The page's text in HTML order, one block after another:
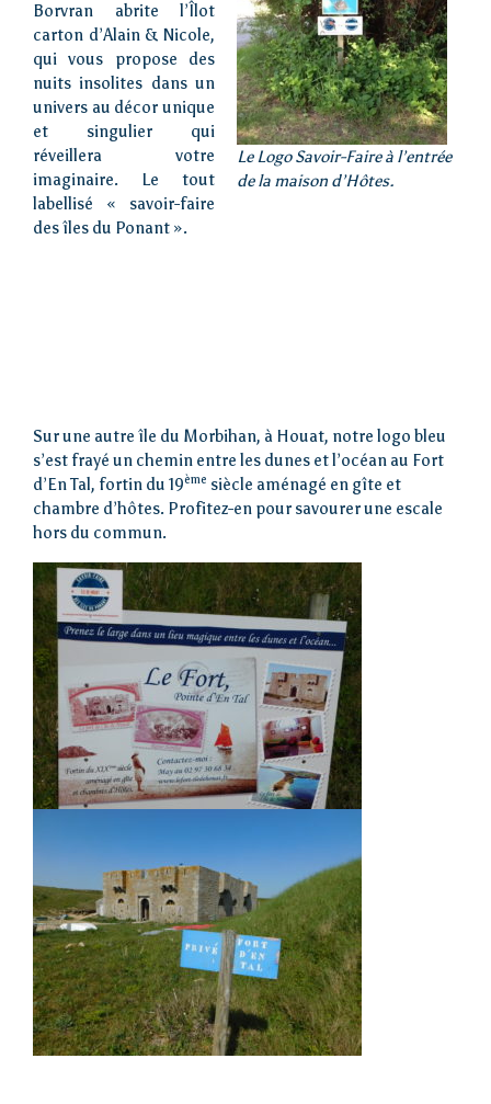
Contact
Le Logo Savoir-Faire à l’entrée
de la maison d’Hôtes.
Borvran abrite l’Îlot
carton d’Alain & Nicole,
qui vous propose des
nuits insolites dans un
univers au décor unique
et singulier qui
réveillera votre
imaginaire. Le tout
labellisé « savoir-faire
des îles du Ponant ».
Sur une autre île du Morbihan, à Houat, notre logo bleu
s’est frayé un chemin entre les dunes et l’océan au Fort
d’En Tal, fortin du 19ème siècle aménagé en gîte et
chambre d’hôtes. Profitez-en pour savourer une escale
hors du commun.